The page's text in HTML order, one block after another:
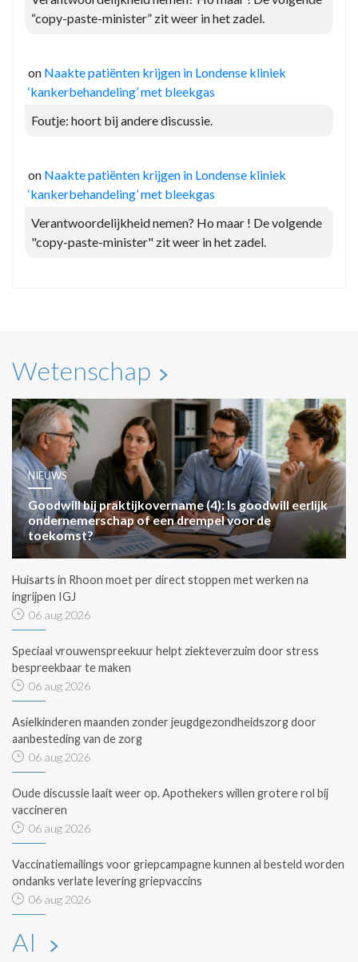
“copy-paste-minister” zit weer in het zadel.
on Naakte patiënten krijgen in Londense kliniek
‘kankerbehandeling’ met bleekgas
Foutje: hoort bij andere discussie.
on Naakte patiënten krijgen in Londense kliniek
‘kankerbehandeling’ met bleekgas
Verantwoordelijkheid nemen? Ho maar ! De volgende
"copy-paste-minister" zit weer in het zadel.
Wetenschap
NIEUWS
Goodwill bij praktijkovername (4): Is goodwill eerlijk
ondernemerschap of een drempel voor de
toekomst?
Huisarts in Rhoon moet per direct stoppen met werken na
ingrijpen IGJ
06 aug 2026
Speciaal vrouwenspreekuur helpt ziekteverzuim door stress
bespreekbaar te maken
06 aug 2026
Asielkinderen maanden zonder jeugdgezondheidszorg door
aanbesteding van de zorg
06 aug 2026
Oude discussie laait weer op. Apothekers willen grotere rol bij
vaccineren
06 aug 2026
Vaccinatiemailings voor griepcampagne kunnen al besteld worden
ondanks verlate levering griepvaccins
06 aug 2026
AI